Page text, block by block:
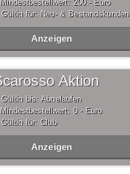
Mindestbestellwert: 200,- Euro
Gültig für: Neu- & Bestandskunden
Anzeigen
Aktion
Gültig bis: Abgelaufen
Mindestbestellwert: 0,- Euro
Gültig für: Club
Anzeigen